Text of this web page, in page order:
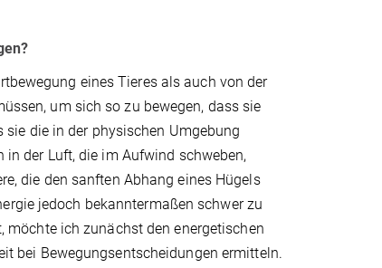
eines Tieres als auch von der
um sich so zu bewegen, dass sie
sie die in der physischen Umgebung
in der Luft, die im Aufwind schweben,
die den sanften Abhang eines Hügels
jedoch bekanntermaßen schwer zu
ich zunächst den energetischen
bei Bewegungsentscheidungen ermitteln.